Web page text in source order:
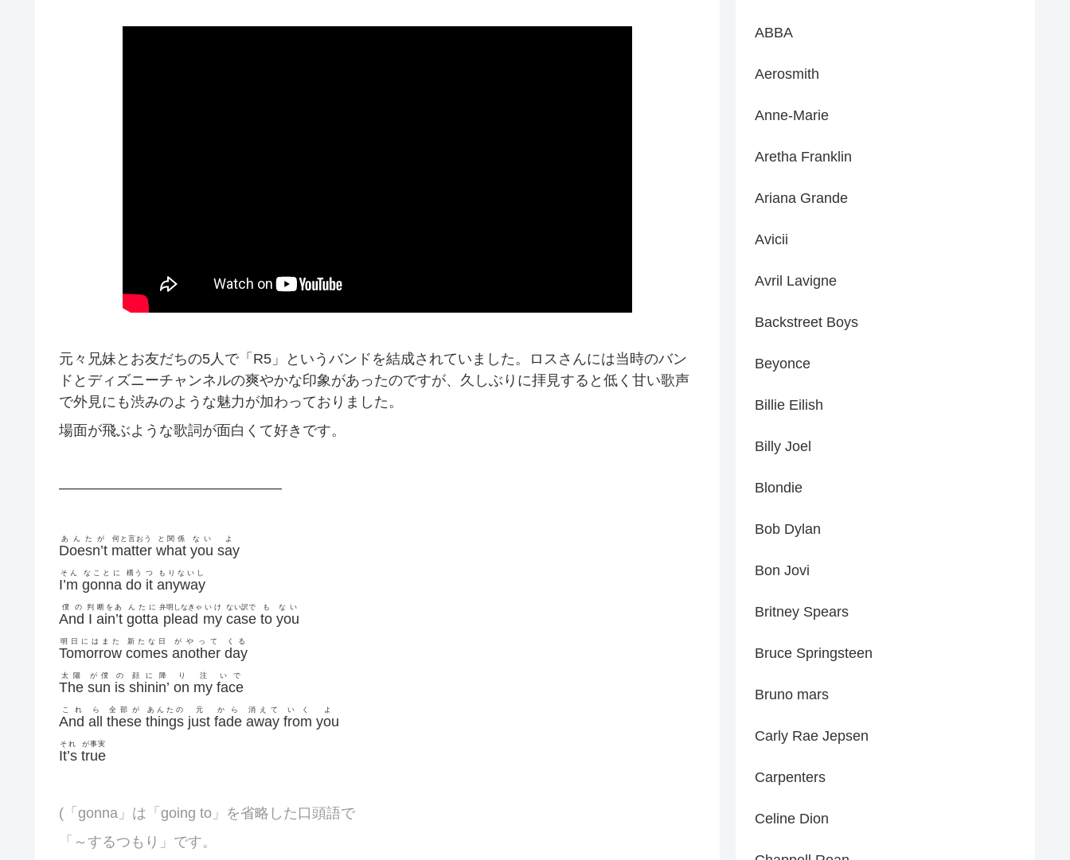
元々兄妹とお友だちの5人で「R5」というバンドを結成されていました。ロスさんには当時のバン
ドとディズニーチャンネルの爽やかな印象があったのですが、久しぶりに拝見すると低く甘い歌声
で外見にも渋みのような魅力が加わっておりました。
場面が飛ぶような歌詞が面白くて好きです。
———————————————–
Doesn’t
あんたが
matter
何と言おう
what
と関係
you
ない
say
よ
I’m
そん
gonna
なことに
do
構う
it
つ
anyway
もりないし
And
僕の
I
判
ain’t
断をあ
gotta
んたに
plead
弁明しなきゃ
my
いけ
case
ない訳で
to
も
you
ない
Tomorrow
明日にはまた
comes
新たな日
another
がやって
day
くる
The
太陽
sun
が僕
is
の
shinin’
顔に降
on
り
my
注
face
いで
And
これ
all
ら
these
全部が
things
あんたの
just
元
fade
から
away
消えて
from
いく
you
よ
It’s
それ
true
が事実
(「gonna」は「going to」を省略した口頭語で
「～するつもり」です。
ABBA
Aerosmith
Anne-Marie
Aretha Franklin
Ariana Grande
Avicii
Avril Lavigne
Backstreet Boys
Beyonce
Billie Eilish
Billy Joel
Blondie
Bob Dylan
Bon Jovi
Britney Spears
Bruce Springsteen
Bruno mars
Carly Rae Jepsen
Carpenters
Celine Dion